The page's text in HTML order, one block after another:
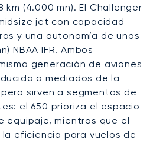
km (4.000 mn). El Challenger
jet con capacidad
y una autonomía de unos
NBAA IFR. Ambos
generación de aviones
a mediados de la
sirven a segmentos de
el 650 prioriza el espacio
equipaje, mientras que el
eficiencia para vuelos de